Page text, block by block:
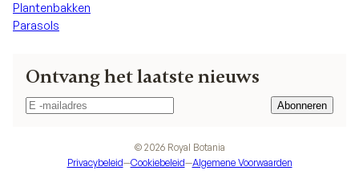
Ontvang het laatste nieuws
Abonneren
Abonneren
Plantenbakken
Parasols
© 2026 Royal Botania
Privacybeleid—Cookiebeleid—Algemene Voorwaarden